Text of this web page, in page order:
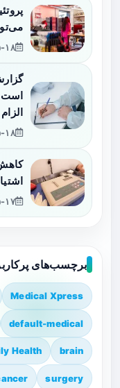
الزام ۸۰ ساعته کار کمک کند
برچسب‌های
Medical Xpress
default-medical
brain
Health
surgery